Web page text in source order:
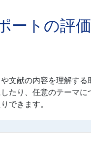
ートの評
文献の内容を理解す
たり、任意のテーマ
できます。